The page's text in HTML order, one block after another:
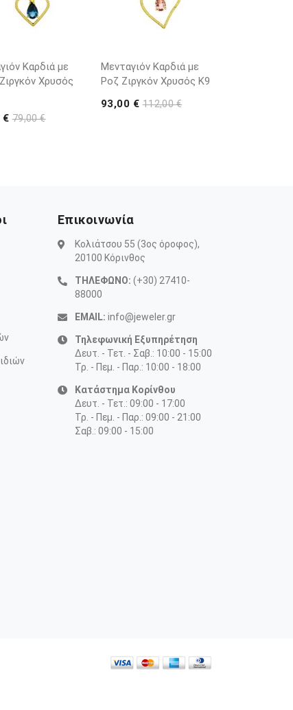
Καρδιά με
Χρυσός
€79,00 €
Μενταγιόν Καρδιά με
Ροζ Ζιργκόν Χρυσός K9
93,00 €112,00 €
Επικοινωνία
Κολιάτσου 55 (3ος όροφος),
20100 Κόρινθος
ΤΗΛΕΦΩΝΟ: (+30) 27410-
88000
EMAIL: info@jeweler.gr
Τηλεφωνική Εξυπηρέτηση
Δευτ. - Τετ. - Σαβ.: 10:00 - 15:00
Τρ. - Πεμ. - Παρ.: 10:00 - 18:00
Κατάστημα Κορίνθου
Δευτ. - Τετ.: 09:00 - 17:00
Τρ. - Πεμ. - Παρ.: 09:00 - 21:00
Σαβ.: 09:00 - 15:00